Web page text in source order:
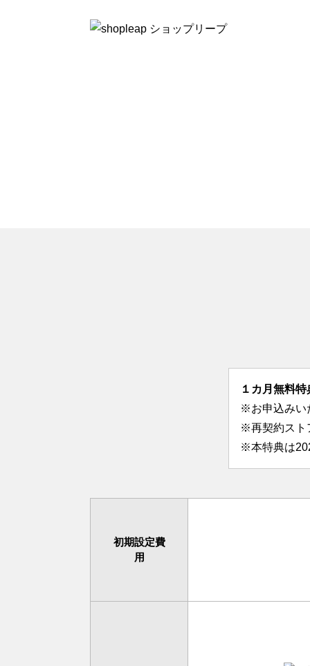
１カ月無料特
※お申込みい
※再契約スト
※本特典は
初期設定費
用